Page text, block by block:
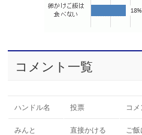
コメント一覧
ハンドル名 投票 コメ
みんと 直接かける
ご